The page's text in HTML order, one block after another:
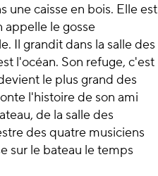
une caisse en bois. Elle est
appelle le gosse
Il grandit dans la salle des
l'océan. Son refuge, c'est
le plus grand des
l'histoire de son ami
de la salle des
des quatre musiciens
sur le bateau le temps